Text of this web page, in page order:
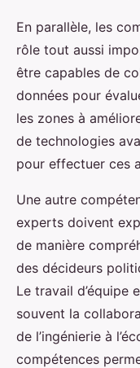
En parallèle, les
rôle tout aussi
être capables de
données pour
les zones à
de technologies
pour effectuer ces
Une autre
experts doivent
de manière
des décideurs
Le travail d’équipe
souvent la
de l’ingénierie à
compétences